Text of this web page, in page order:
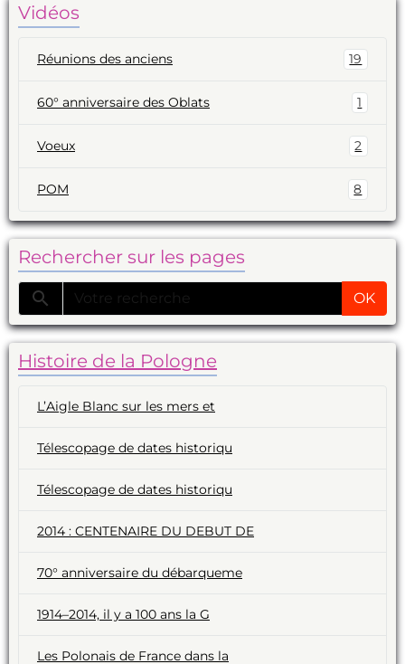
Vidéos
Réunions des anciens 19
60° anniversaire des Oblats 1
Voeux 2
POM 8
Rechercher sur les pages
OK
Histoire de la Pologne
L’Aigle Blanc sur les mers et
Télescopage de dates historiqu
Télescopage de dates historiqu
2014 : CENTENAIRE DU DEBUT DE
70° anniversaire du débarqueme
1914–2014, il y a 100 ans la G
Les Polonais de France dans la